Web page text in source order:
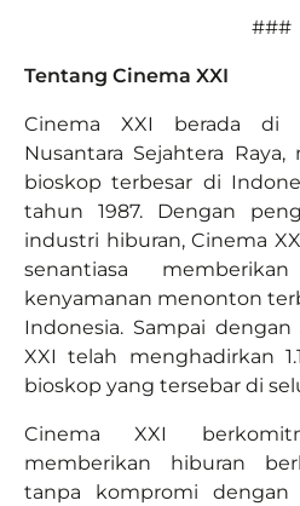
###
Tentang Cinema XXI
Cinema XXI berada di
Nusantara Sejahtera
bioskop terbesar di
tahun 1987. Dengan
industri hiburan, Cinema
senantiasa
kenyamanan menonton
Indonesia. Sampai
XXI telah menghadirkan
bioskop yang tersebar di
Cinema XXI
memberikan hiburan
tanpa kompromi dengan